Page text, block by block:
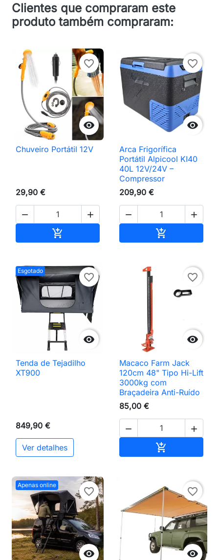
Clientes que compraram este
produto também compraram:

favorite_border
Chuveiro Portátil 12V
29,90 €
 


favorite_border
Arca Frigorífica
Portátil Alpicool KI40
40L 12V/24V –
Compressor
209,90 €
 

Esgotado

favorite_border
Tenda de Tejadilho
XT900
849,90 €
Ver detalhes

favorite_border
Macaco Farm Jack
120cm 48" Tipo Hi-Lift
3000kg com
Braçadeira Anti-Ruído
85,00 €
 

Apenas online

favorite_border

favorite_border